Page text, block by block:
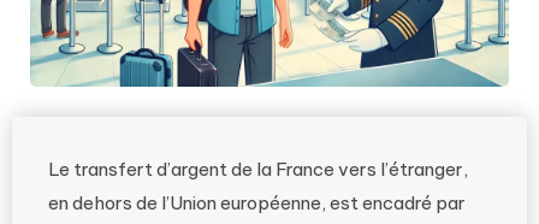
Le transfert d’argent de la France vers l’étranger,
en dehors de l’Union européenne, est encadré par